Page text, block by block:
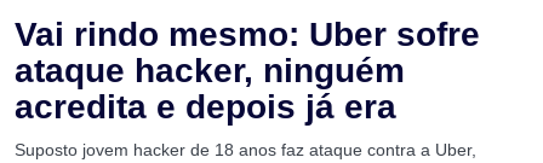
Vai rindo mesmo: Uber sofre
ataque hacker, ninguém
acredita e depois já era
Suposto jovem hacker de 18 anos faz ataque contra a Uber,